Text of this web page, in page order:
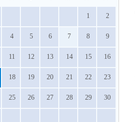
1 2
4 5 6 7 8 9
11 12 13 14 15 16
18 19 20 21 22 23
25 26 27 28 29 30